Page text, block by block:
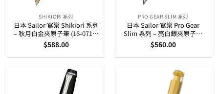
SHIKIORI 系列
日本 Sailor 寫樂 Shikiori 系列
– 秋月白金夾原子筆 (16-0719-
203)
$588.00
PRO GEAR SLIM 系列
日本 Sailor 寫樂 Pro Gear
Slim 系列 – 亮白銀夾原子筆
(16-0707-210)
$560.00